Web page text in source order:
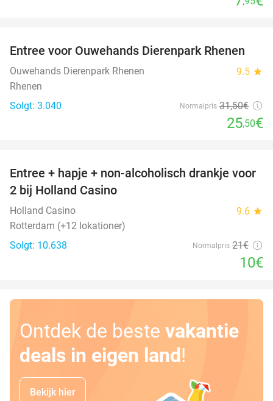
19%
Entree voor Ouwehands Dierenpark Rhenen
Ouwehands Dierenpark Rhenen 9.5 star
Rhenen
Solgt: 3.040
Normalpris 31,50€
25,50€
52%
Entree + hapje + non-alcoholisch drankje voor
2 bij Holland Casino
Holland Casino 9.6 star
Rotterdam (+12 lokationer)
Solgt: 10.638
Normalpris 21€
10€
Ontdek de beste vakantie
deals in eigen land!
Bekijk hier